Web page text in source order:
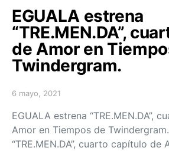
EGUALA estrena
“TRE.MEN.DA”,
de Amor en
Twindergram.
Posted on
6 mayo, 2021
EGUALA estrena “TRE.MEN.DA”,
Amor en Tiempos de
“TRE.MEN.DA”, cuarto capítulo de